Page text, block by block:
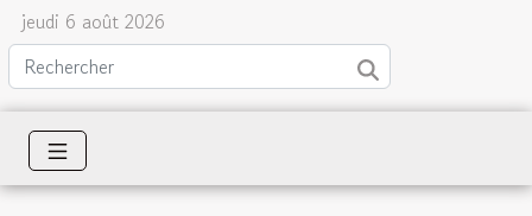
jeudi 6 août 2026